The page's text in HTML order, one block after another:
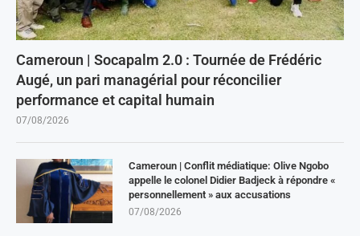
Cameroun | Socapalm 2.0 : Tournée de Frédéric
Augé, un pari managérial pour réconcilier
performance et capital humain
07/08/2026
Cameroun | Conflit médiatique: Olive Ngobo
appelle le colonel Didier Badjeck à répondre «
personnellement » aux accusations
07/08/2026